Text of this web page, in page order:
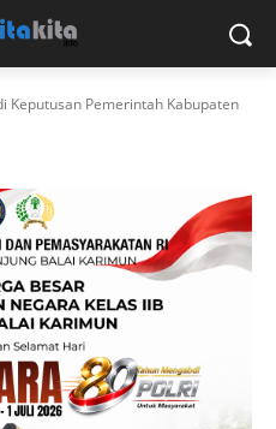
Keputusan Pemerintah Kabupaten